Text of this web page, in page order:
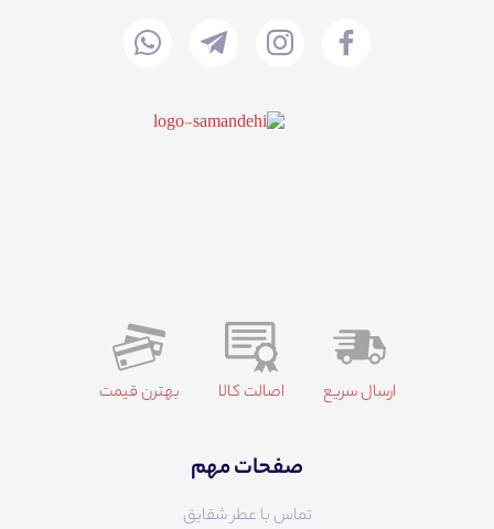
ارسال سریع اصالت کالا بهترن قیمت
صفحات مهم
تماس با عطر شقایق